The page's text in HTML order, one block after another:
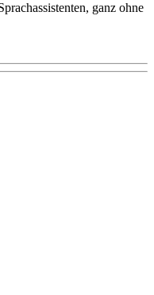
ganz ohne